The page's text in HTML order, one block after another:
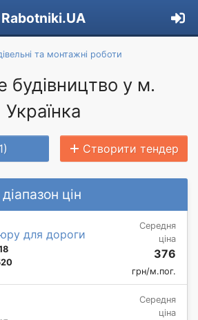
Rabotniki.UA
та монтажні роботи
будівництво у м.
Українка
Створити тендер
цін
для дороги
Середня
ціна
376
грн/м.пог.
Середня
ціна